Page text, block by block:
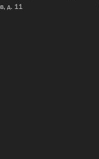
д. 11